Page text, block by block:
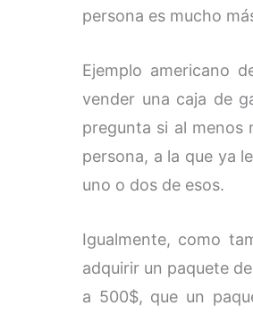
persona es mucho
Ejemplo americano
vender una caja de
pregunta si al menos
persona, a la que ya
uno o dos de esos.
Igualmente, como
adquirir un paquete
a 500$, que un